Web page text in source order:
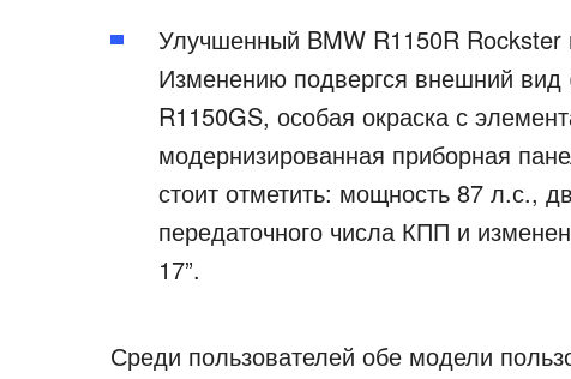
Улучшенный BMW R1150R Rockster
Изменению подвергся внешний
R1150GS, особая окраска с
модернизированная приборная
стоит отметить: мощность 87 л.с.,
передаточного числа КПП и
17”.
Среди пользователей обе модели